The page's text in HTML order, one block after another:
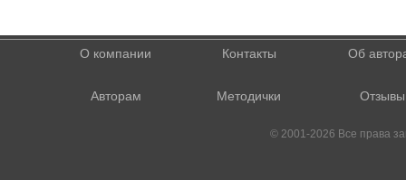
О компании Контакты Об
Авторам Методички Отзывы
© 2001-2026 Все права